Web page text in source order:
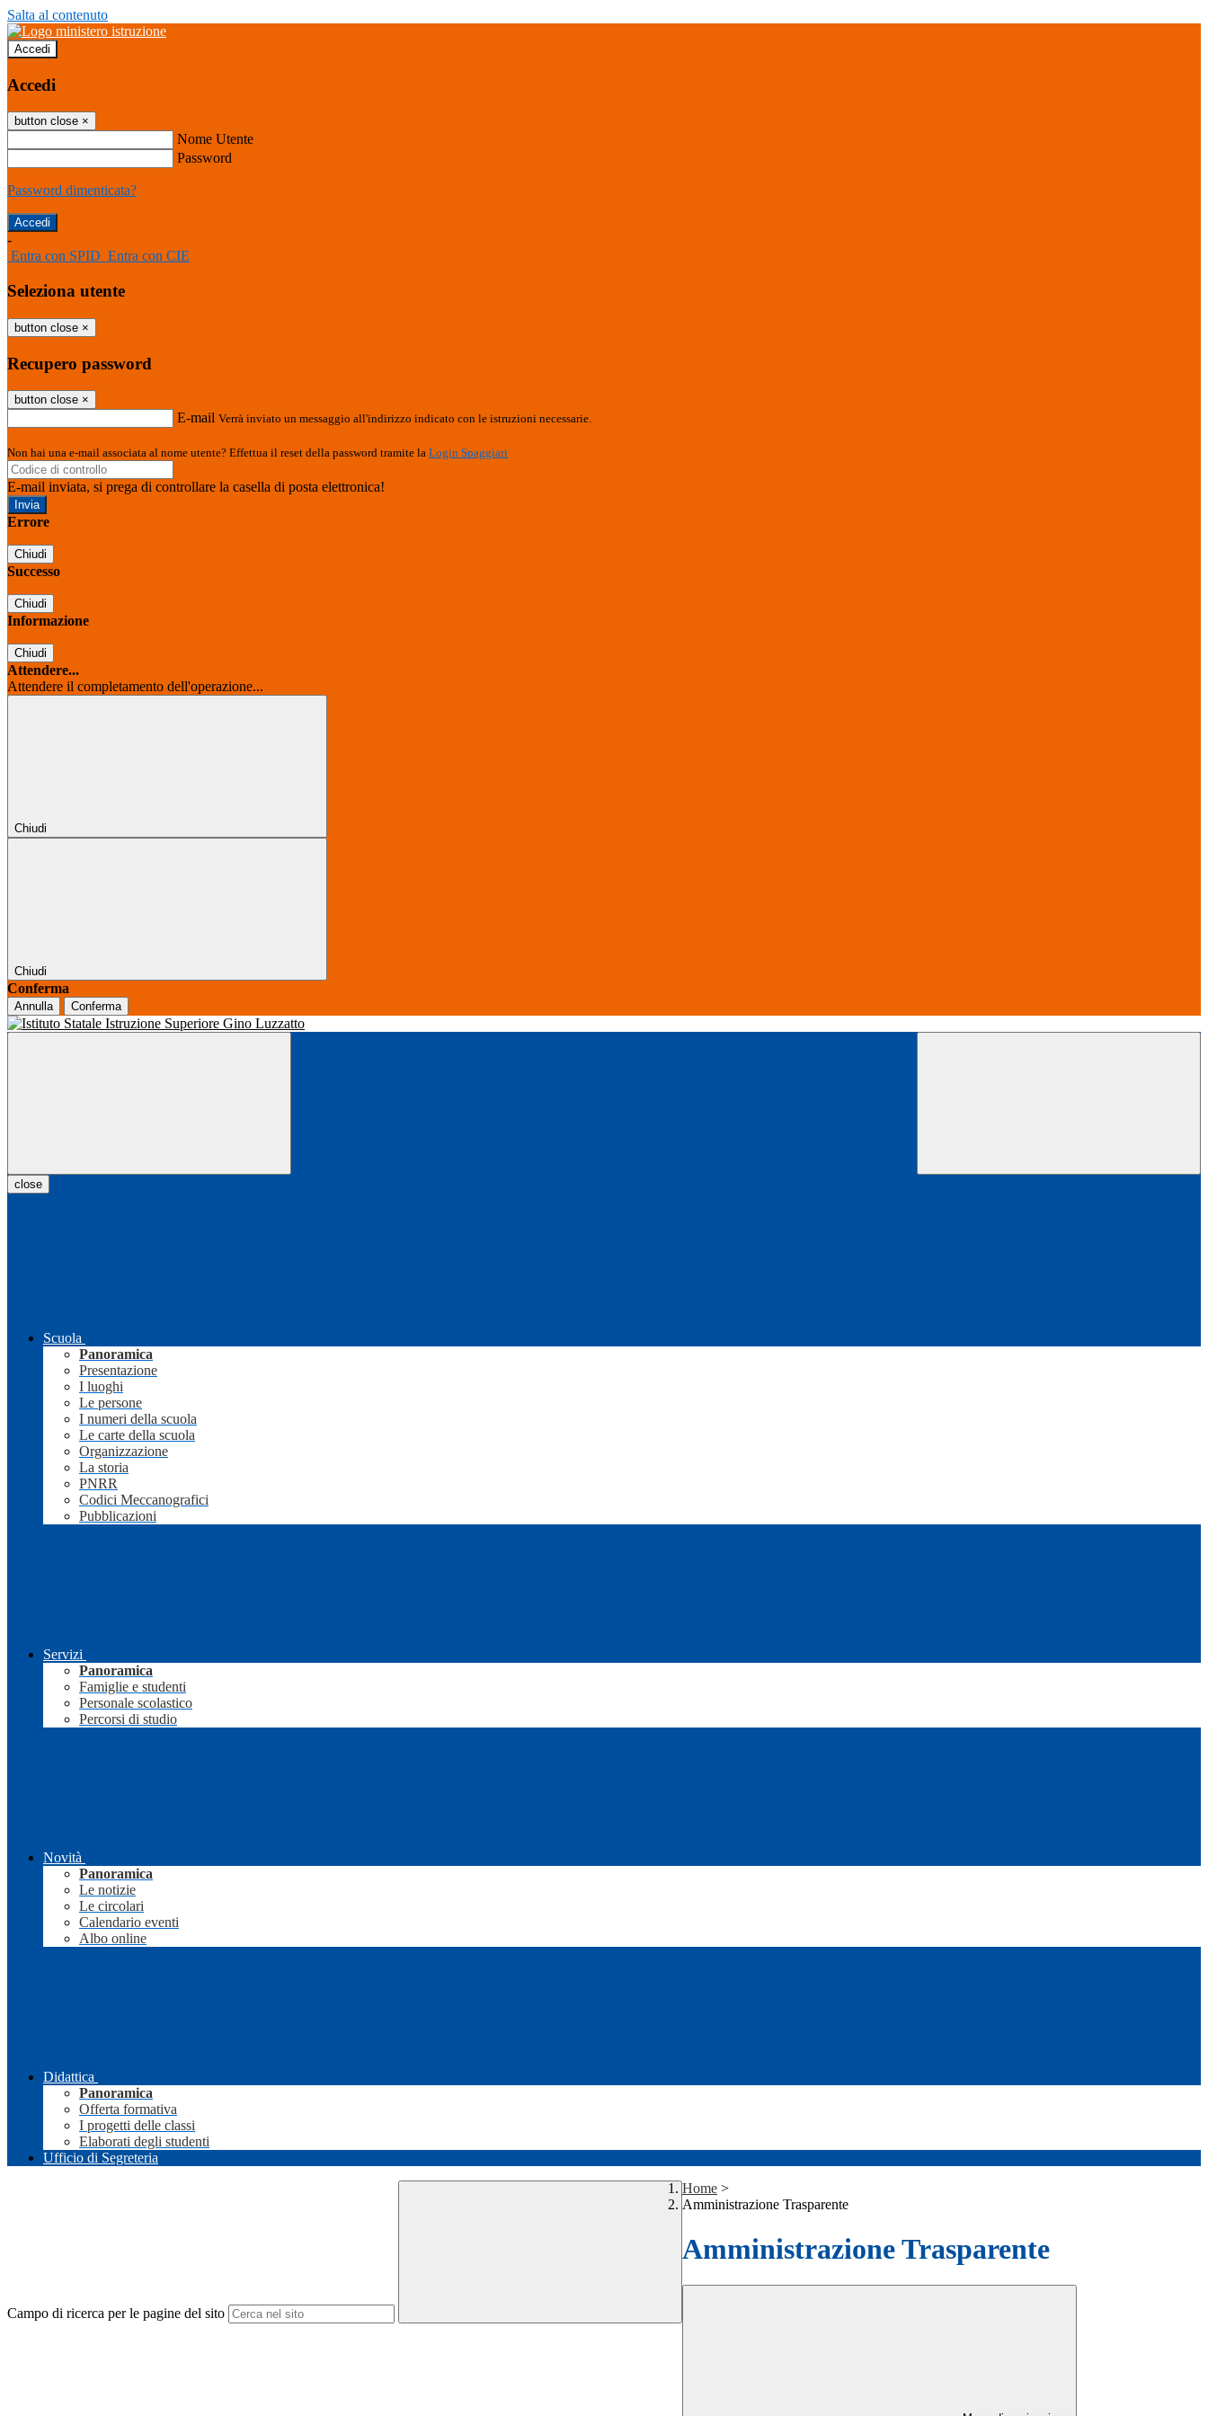
Salta al contenuto
Accedi
Accedi
button close ×
Nome Utente
Password
Password dimenticata?
-
Entra con SPID Entra con CIE
Seleziona utente
button close ×
Recupero password
button close ×
E-mail Verrà inviato un messaggio all'indirizzo indicato con le istruzioni necessarie.
Non hai una e-mail associata al nome utente? Effettua il reset della password tramite la Login Spaggiari
E-mail inviata, si prega di controllare la casella di posta elettronica!
Errore
Chiudi
Successo
Chiudi
Informazione
Chiudi
Attendere...
Attendere il completamento dell'operazione...
Chiudi
Chiudi
Conferma
Annulla Conferma
close
Scuola
Panoramica
Presentazione
I luoghi
Le persone
I numeri della scuola
Le carte della scuola
Organizzazione
La storia
PNRR
Codici Meccanografici
Pubblicazioni
Servizi
Panoramica
Famiglie e studenti
Personale scolastico
Percorsi di studio
Novità
Panoramica
Le notizie
Le circolari
Calendario eventi
Albo online
Didattica
Panoramica
Offerta formativa
I progetti delle classi
Elaborati degli studenti
Ufficio di Segreteria
Campo di ricerca per le pagine del sito
Home >
Amministrazione Trasparente
Amministrazione Trasparente